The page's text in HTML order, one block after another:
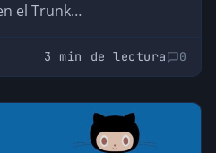
el Trunk…
3 min de lectura 0